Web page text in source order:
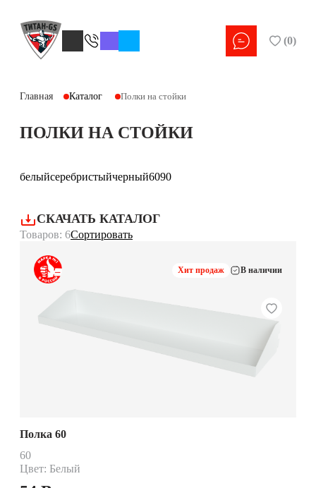
(0)
Главная Каталог Полки на стойки
ПОЛКИ НА СТОЙКИ
белыйсеребристыйчерный6090
Товаров: 6Сортировать
СКАЧАТЬ КАТАЛОГ
Хит продаж В наличии
Полка 60
60
Цвет: Белый